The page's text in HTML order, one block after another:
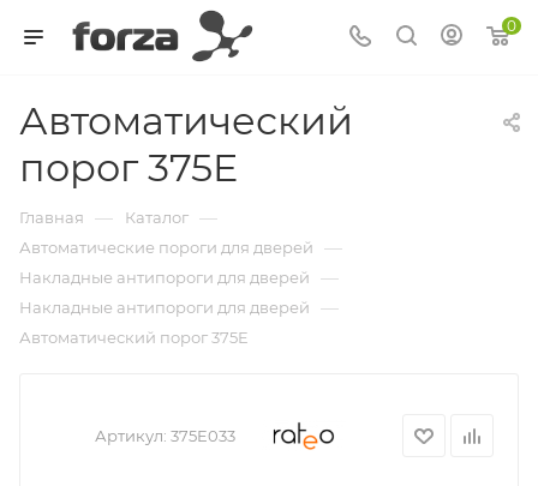
0
Автоматический
порог 375E
Главная — Каталог —
Автоматические пороги для дверей —
Накладные антипороги для дверей —
Накладные антипороги для дверей —
Автоматический порог 375E
Артикул: 375E033